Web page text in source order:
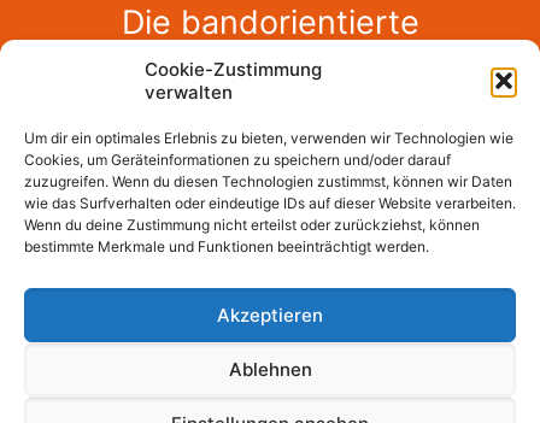
Cookie-Zustimmung
verwalten
Um dir ein optimales Erlebnis zu bieten, verwenden wir Technologien wie
Cookies, um Geräteinformationen zu speichern und/oder darauf
zuzugreifen. Wenn du diesen Technologien zustimmst, können wir Daten
wie das Surfverhalten oder eindeutige IDs auf dieser Website verarbeiten.
Wenn du deine Zustimmung nicht erteilst oder zurückziehst, können
bestimmte Merkmale und Funktionen beeinträchtigt werden.
Akzeptieren
Ablehnen
Die bandorientierte
Musikschule in Görlitz
Du willst mehr Musik, mehr Musiker, eine
ausprobieren?
.. dann bist du bei uns genau richtig!
Thomann